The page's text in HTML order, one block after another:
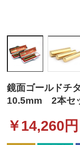
鏡面ゴールドチ
10.5mm 2本セ
￥14,260 円